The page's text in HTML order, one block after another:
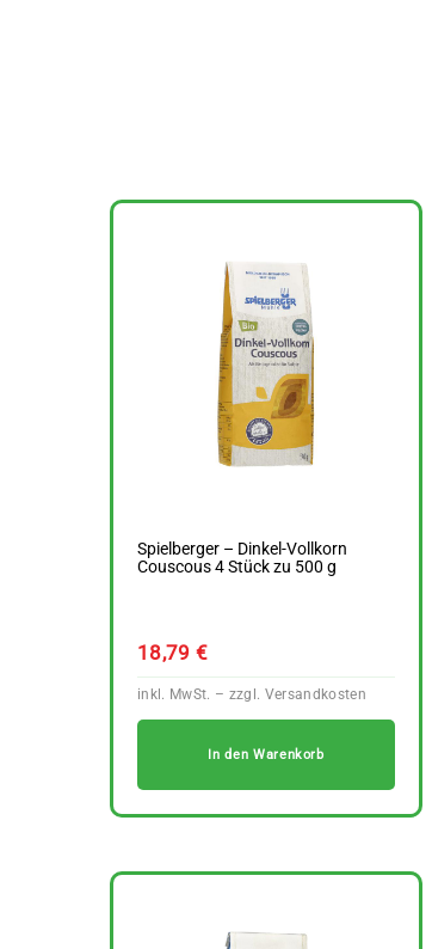
Spielberger – Dinkel-Vollkorn
Couscous 4 Stück zu 500 g
18,79€
In den Warenkorb